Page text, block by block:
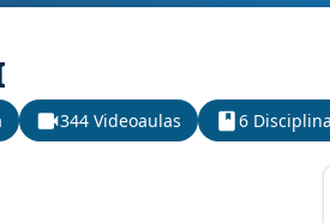
344 Videoaulas 6